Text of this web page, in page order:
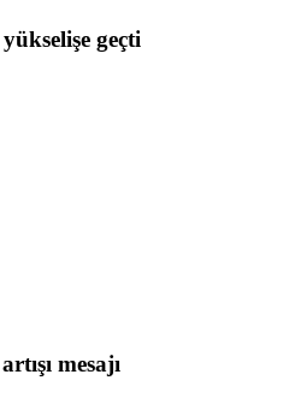
geçti
mesajı